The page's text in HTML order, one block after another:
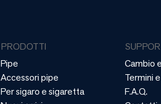
PRODOTTI
Pipe
Accessori pipe
Per sigaro e sigaretta
Cambio
Termini
F.A.Q.